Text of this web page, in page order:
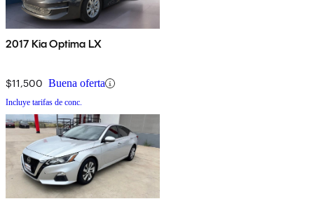
2017 Kia Optima LX
$11,500 Buena oferta
Incluye tarifas de conc.